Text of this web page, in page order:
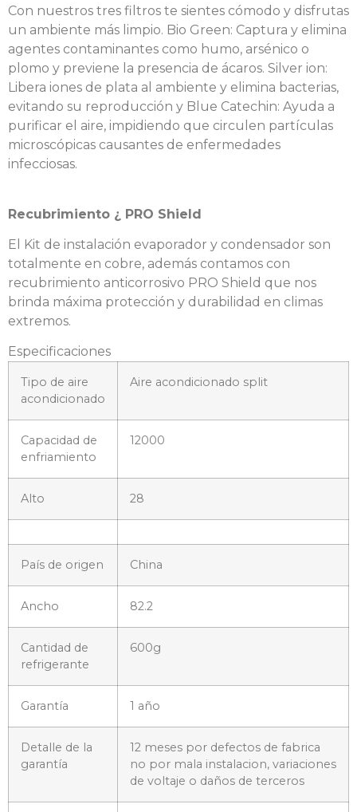
Con nuestros tres filtros te sientes cómodo y disfrutas
un ambiente más limpio. Bio Green: Captura y elimina
agentes contaminantes como humo, arsénico o
plomo y previene la presencia de ácaros. Silver ion:
Libera iones de plata al ambiente y elimina bacterias,
evitando su reproducción y Blue Catechin: Ayuda a
purificar el aire, impidiendo que circulen partículas
microscópicas causantes de enfermedades
infecciosas.
Recubrimiento ¿ PRO Shield
El Kit de instalación evaporador y condensador son
totalmente en cobre, además contamos con
recubrimiento anticorrosivo PRO Shield que nos
brinda máxima protección y durabilidad en climas
extremos.
Especificaciones
Tipo de aire
acondicionado
Aire acondicionado split
Capacidad de
enfriamiento
12000
Alto 28
País de origen China
Ancho 82.2
Cantidad de
refrigerante
600g
Garantía 1 año
Detalle de la
garantía
12 meses por defectos de fabrica
no por mala instalacion, variaciones
de voltaje o daños de terceros